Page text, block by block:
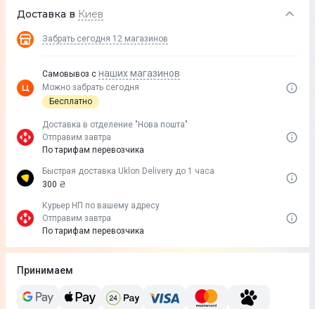
Доставка в Киев
Забрать сегодня 12 магазинов
Самовывоз с наших магазинов
Можно забрать сегодня
Бесплатно
Доставка в отделение "Нова пошта"
Отправим завтра
По тарифам перевозчика
Быстрая доставка Uklon Delivery до 1 часа
300 ₴
Курьер НП по вашему адресу
Отправим завтра
По тарифам перевозчика
Принимаем